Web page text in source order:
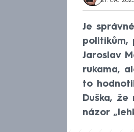
Je
politikům,
Jaroslav
rukama,
to
Duška,
názor